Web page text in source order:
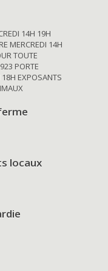
14H 19H
MERCREDI 14H
TOUTE
PORTE
EXPOSANTS
locaux